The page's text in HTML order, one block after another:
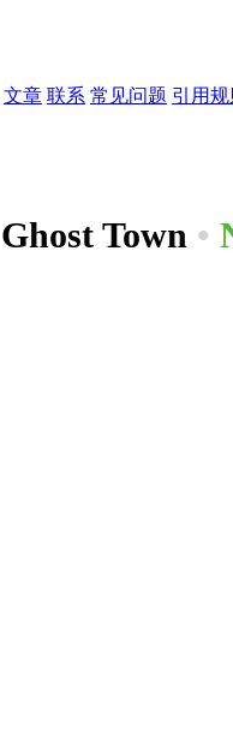
文章 联系 常见问题 引用
Town •